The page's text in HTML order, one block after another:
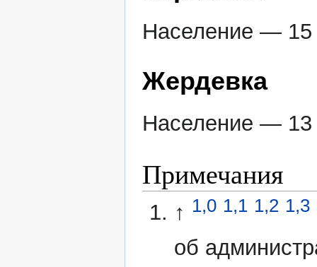
Население — 15
Жердевка
Население — 13
Примечания
↑ 1,0 1,1 1,2 1,3
об